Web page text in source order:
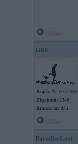
GR8
Kopš: 20. Feb 2005
Ziņojumi: 2348
Braucu ar: dēli
ParadiseLost